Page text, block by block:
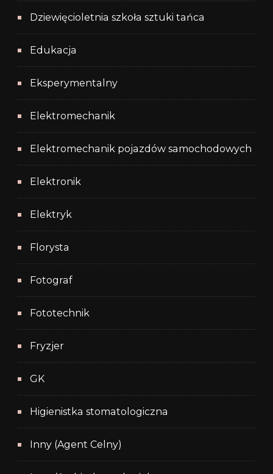
Dziewięcioletnia szkoła sztuki tańca
Edukacja
Eksperymentalny
Elektromechanik
Elektromechanik pojazdów samochodowych
Elektronik
Elektryk
Florysta
Fotograf
Fototechnik
Fryzjer
GK
Higienistka stomatologiczna
Inny (Agent Celny)